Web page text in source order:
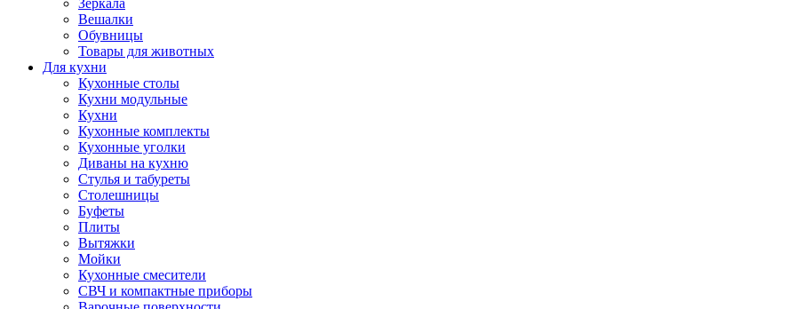
Зеркала
Вешалки
Обувницы
Товары для животных
Для кухни
Кухонные столы
Кухни модульные
Кухни
Кухонные комплекты
Кухонные уголки
Диваны на кухню
Стулья и табуреты
Столешницы
Буфеты
Плиты
Вытяжки
Мойки
Кухонные смесители
СВЧ и компактные приборы